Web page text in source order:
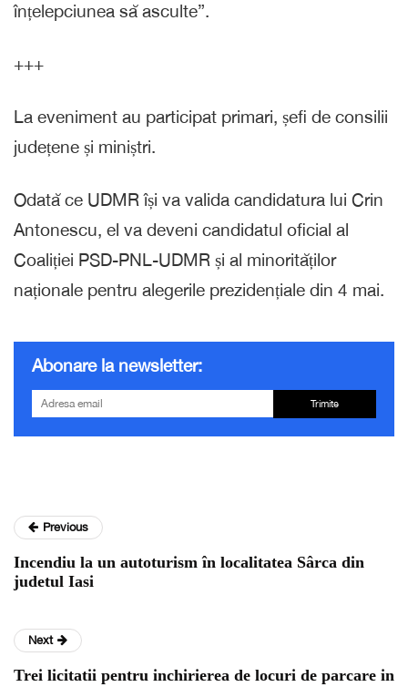
înțelepciunea să asculte”.
+++
La eveniment au participat primari, șefi de consilii
județene și miniștri.
Odată ce UDMR își va valida candidatura lui Crin
Antonescu, el va deveni candidatul oficial al
Coaliției PSD-PNL-UDMR și al minorităților
naționale pentru alegerile prezidențiale din 4 mai.
Abonare la newsletter:
Trimite
Previous
Incendiu la un autoturism în localitatea Sârca din
judetul Iasi
Next
Trei licitatii pentru inchirierea de locuri de parcare in